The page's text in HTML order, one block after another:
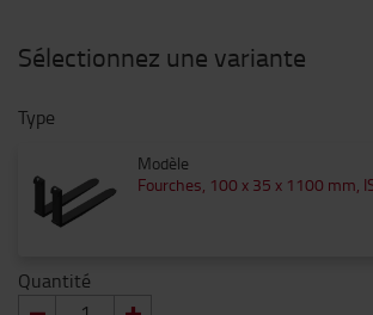
Sélectionnez une variante
Type
Modèle
Fourches, 100 x 35 x 1100 mm,
Quantité